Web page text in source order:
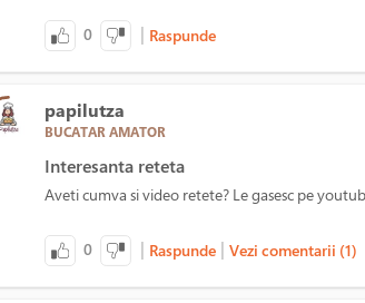
0 | Raspunde
papilutza
BUCATAR AMATOR
Interesanta reteta
Aveti cumva si video retete? Le gasesc pe
0 | Raspunde |Vezi comentarii (1)